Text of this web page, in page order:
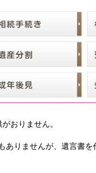
おりません。
ありませんが、遺言書を